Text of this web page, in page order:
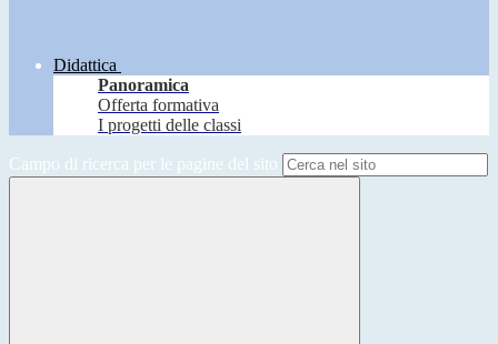
Didattica
Panoramica
Offerta formativa
I progetti delle classi
Campo di ricerca per le pagine del sito